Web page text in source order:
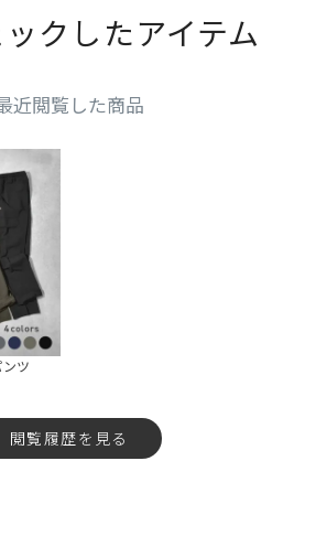
クしたアイテム
近閲覧した商品
ツ
閲覧履歴を見る